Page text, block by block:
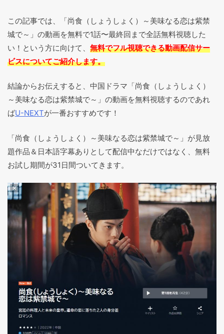
この記事では、「尚食（しょうしょく）～美味なる恋は紫禁
城で～」の動画を無料で1話〜最終回まで全話無料視聴した
い！という方に向けて、 無料でフル視聴できる動画配信サー
ビスについてご紹介します。
結論からお伝えすると、中国ドラマ「尚食（しょうしょく）
～美味なる恋は紫禁城で～」の動画を無料視聴するのであれ
ばU-NEXTが一番おすすめです！
「尚食（しょうしょく）～美味なる恋は紫禁城で～」が見放
題作品＆日本語字幕ありとして配信中なだけではなく、無料
お試し期間が31日間ついてきます。